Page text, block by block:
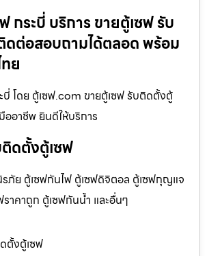
กระบี่ บริการ ขายตู้เซฟ รับ
ดต่อสอบถามได้ตลอด พร้อม
ย
โดย ตู้เซฟ.com ขายตู้เซฟ รับติดตั้งตู้
อาชีพ ยินดีให้บริการ
ดตั้งตู้เซฟ
รภัย ตู้เซฟกันไฟ ตู้เซฟดิจิตอล ตู้เซฟกุญแจ
ราคาถูก ตู้เซฟกันน้ำ และอื่นๆ
ตั้งตู้เซฟ